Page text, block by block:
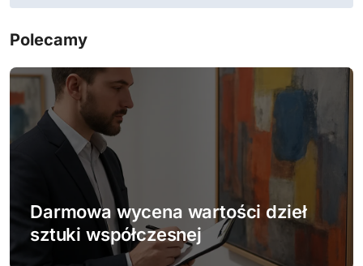
i
g
a
c
j
p
Polecamy
Darmowa wycena wartości dzieł
sztuki współczesnej